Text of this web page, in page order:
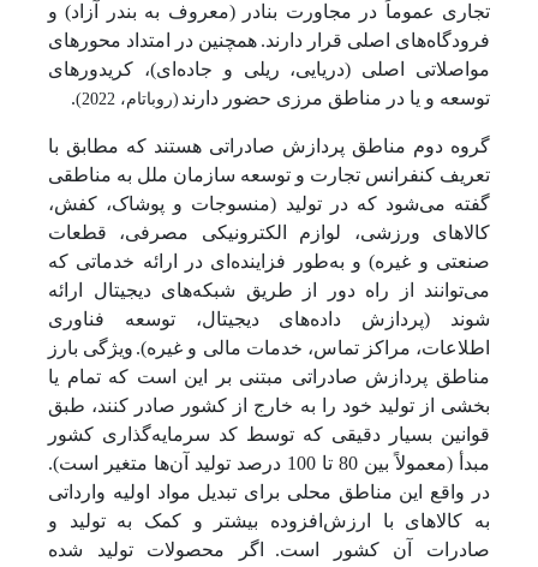
تجاری عموماً در مجاورت بنادر (معروف به بندر آزاد) و
فرودگاه‌های اصلی قرار دارند. همچنین در امتداد محورهای
مواصلاتی اصلی (دریایی، ریلی و جاده‌ای)، کریدورهای
توسعه و یا در مناطق مرزی حضور دارند (روباتام، 2022) .
گروه دوم مناطق پردازش صادراتی هستند که مطابق با
تعریف کنفرانس تجارت و توسعه سازمان ملل به مناطقی
گفته می‌شود که در تولید (منسوجات و پوشاک، کفش،
کالاهای ورزشی، لوازم الکترونیکی مصرفی، قطعات
صنعتی و غیره) و به‌طور فزاینده‌ای در ارائه خدماتی که
می‌توانند از راه دور از طریق شبکه‌های دیجیتال ارائه
شوند (پردازش داده‌های دیجیتال، توسعه فناوری
اطلاعات، مراکز تماس، خدمات مالی و غیره). ویژگی بارز
مناطق پردازش صادراتی مبتنی بر این است که تمام یا
بخشی از تولید خود را به خارج از کشور صادر کنند، طبق
قوانین بسیار دقیقی که توسط کد سرمایه‌گذاری کشور
مبدأ (معمولاً بین 80 تا 100 درصد تولید آن‌ها متغیر است).
در واقع این مناطق محلی برای تبدیل مواد اولیه وارداتی
به کالاهای با ارزش‌افزوده بیشتر و کمک به تولید و
صادرات آن کشور است.
اگر محصولات تولید شده